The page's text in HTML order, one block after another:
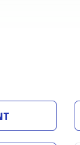
les grands